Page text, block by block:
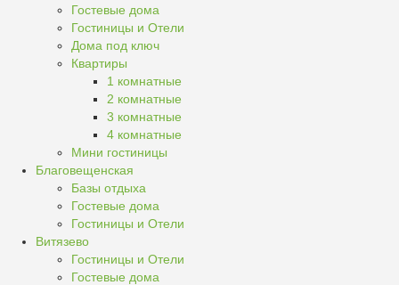
Гостевые дома
Гостиницы и Отели
Дома под ключ
Квартиры
1 комнатные
2 комнатные
3 комнатные
4 комнатные
Мини гостиницы
Благовещенская
Базы отдыха
Гостевые дома
Гостиницы и Отели
Витязево
Гостиницы и Отели
Гостевые дома